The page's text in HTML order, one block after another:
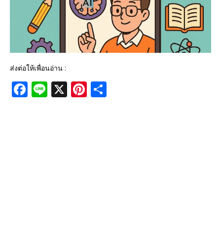
ส่งต่อให้เพื่อนอ่าน :
F Li X Pi